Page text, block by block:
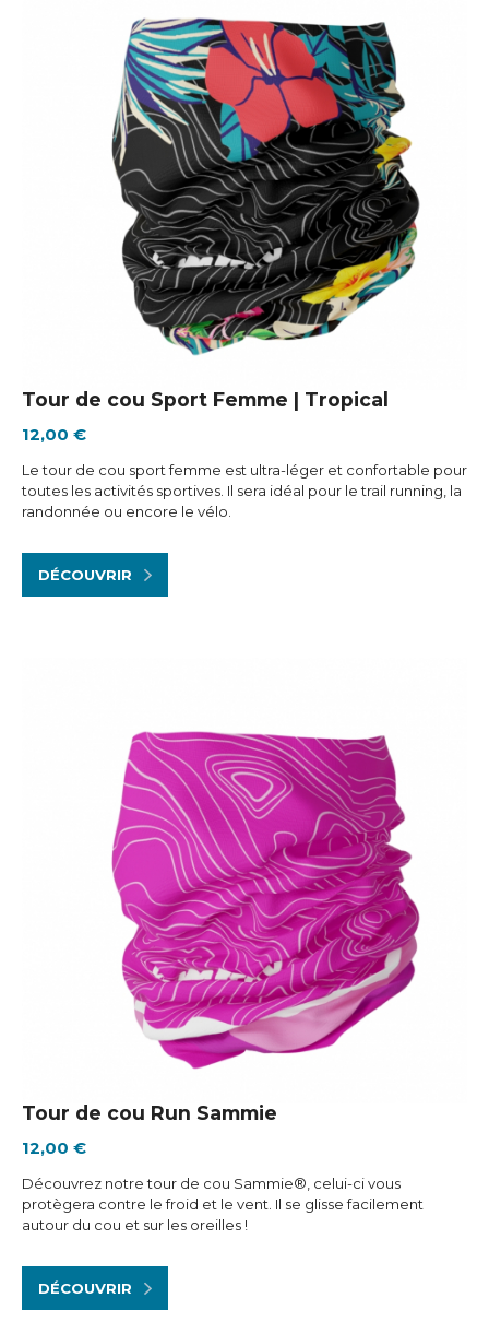
Tour de cou Sport Femme | Tropical
12,00 €
Le tour de cou sport femme est ultra-léger et confortable pour
toutes les activités sportives. Il sera idéal pour le trail running, la
randonnée ou encore le vélo.
DÉCOUVRIR
Tour de cou Run Sammie
12,00 €
Découvrez notre tour de cou Sammie®, celui-ci vous
protègera contre le froid et le vent. Il se glisse facilement
autour du cou et sur les oreilles !
DÉCOUVRIR